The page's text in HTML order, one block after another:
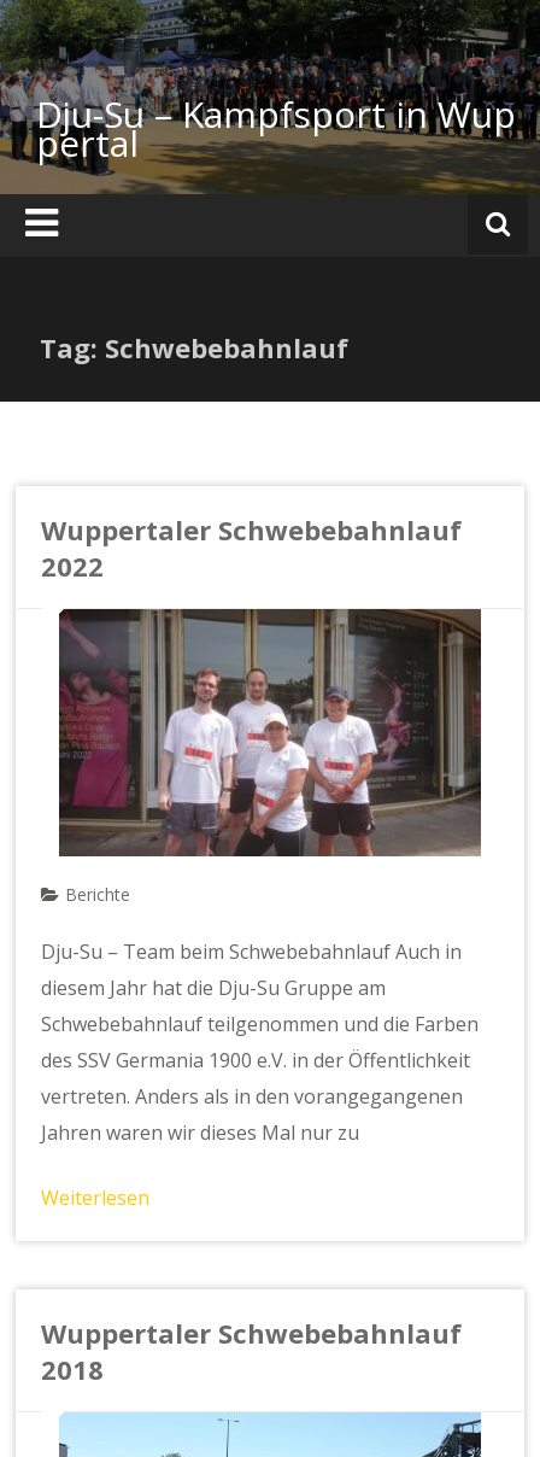
Zum
Inhalt
springen
Dju-Su – Kampfsport in Wup
pertal
Tag: Schwebebahnlauf
Wuppertaler Schwebebahnlauf
2022
Berichte
Dju-Su – Team beim Schwebebahnlauf Auch in
diesem Jahr hat die Dju-Su Gruppe am
Schwebebahnlauf teilgenommen und die Farben
des SSV Germania 1900 e.V. in der Öffentlichkeit
vertreten. Anders als in den vorangegangenen
Jahren waren wir dieses Mal nur zu
Weiterlesen
Wuppertaler Schwebebahnlauf
2018